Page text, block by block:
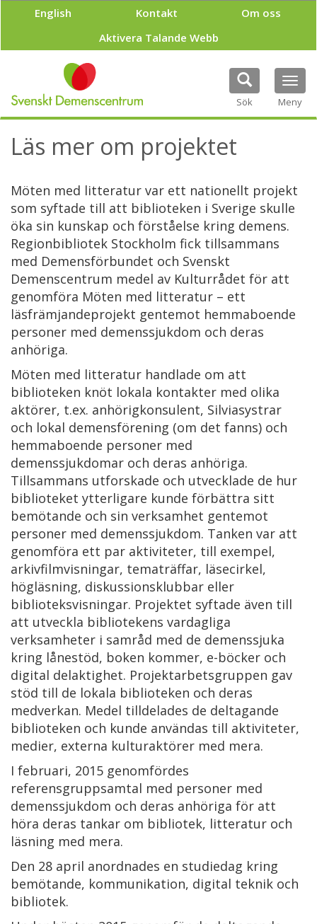
p
l
English Kontakt
Om oss
Aktivera Talande Webb
Sök Meny
Läs mer om projektet
Möten med litteratur var ett nationellt projekt
som syftade till att biblioteken i Sverige skulle
öka sin kunskap och förståelse kring demens.
Regionbibliotek Stockholm fick tillsammans
med Demensförbundet och Svenskt
Demenscentrum medel av Kulturrådet för att
genomföra Möten med litteratur – ett
läsfrämjandeprojekt gentemot hemmaboende
personer med demenssjukdom och deras
anhöriga.
Möten med litteratur handlade om att
biblioteken knöt lokala kontakter med olika
aktörer, t.ex. anhörigkonsulent, Silviasystrar
och lokal demensförening (om det fanns) och
hemmaboende personer med
demenssjukdomar och deras anhöriga.
Tillsammans utforskade och utvecklade de hur
biblioteket ytterligare kunde förbättra sitt
bemötande och sin verksamhet gentemot
personer med demenssjukdom. Tanken var att
genomföra ett par aktiviteter, till exempel,
arkivfilmvisningar, tematräffar, läsecirkel,
högläsning, diskussionsklubbar eller
biblioteksvisningar. Projektet syftade även till
att utveckla bibliotekens vardagliga
verksamheter i samråd med de demenssjuka
kring lånestöd, boken kommer, e-böcker och
digital delaktighet. Projektarbetsgruppen gav
stöd till de lokala biblioteken och deras
medverkan. Medel tilldelades de deltagande
biblioteken och kunde användas till aktiviteter,
medier, externa kulturaktörer med mera.
I februari, 2015 genomfördes
referensgruppsamtal med personer med
demenssjukdom och deras anhöriga för att
höra deras tankar om bibliotek, litteratur och
läsning med mera.
Den 28 april anordnades en studiedag kring
bemötande, kommunikation, digital teknik och
bibliotek.